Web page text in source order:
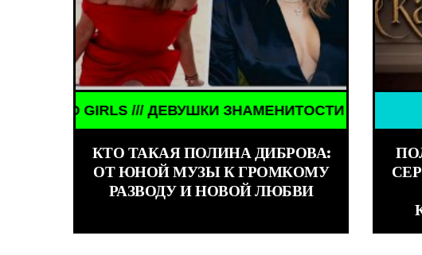
/// ДЕВУШКИ ЗНАМЕНИТОСТИ /// WORLD GIRLS ///
КТО ТАКАЯ ПОЛИНА ДИБРОВА:
ОТ ЮНОЙ МУЗЫ К ГРОМКОМУ
РАЗВОДУ И НОВОЙ ЛЮБВИ